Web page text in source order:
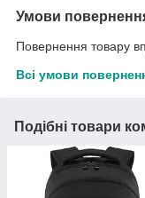
Умови
Повернення товару
Всі умови
Подібні товари